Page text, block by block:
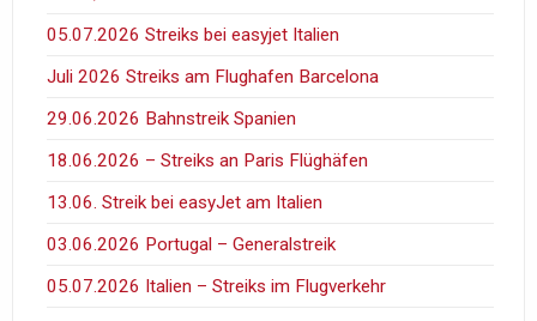
05.07.2026 Streiks bei easyjet Italien
Juli 2026 Streiks am Flughafen Barcelona
29.06.2026 Bahnstreik Spanien
18.06.2026 – Streiks an Paris Flüghäfen
13.06. Streik bei easyJet am Italien
03.06.2026 Portugal – Generalstreik
05.07.2026 Italien – Streiks im Flugverkehr